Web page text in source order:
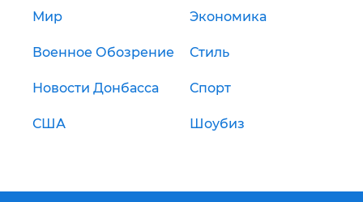
Мир Экономика
Военное Обозрение Стиль
Новости Донбасса Спорт
США Шоубиз